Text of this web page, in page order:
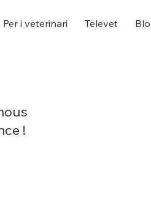
Per i veterinari Televet
!